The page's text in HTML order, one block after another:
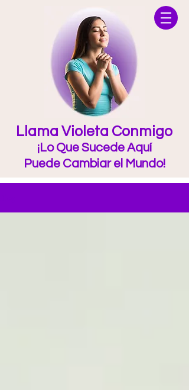
Llama Violeta Conmigo
¡Lo Que Sucede Aquí
Puede Cambiar el Mundo!